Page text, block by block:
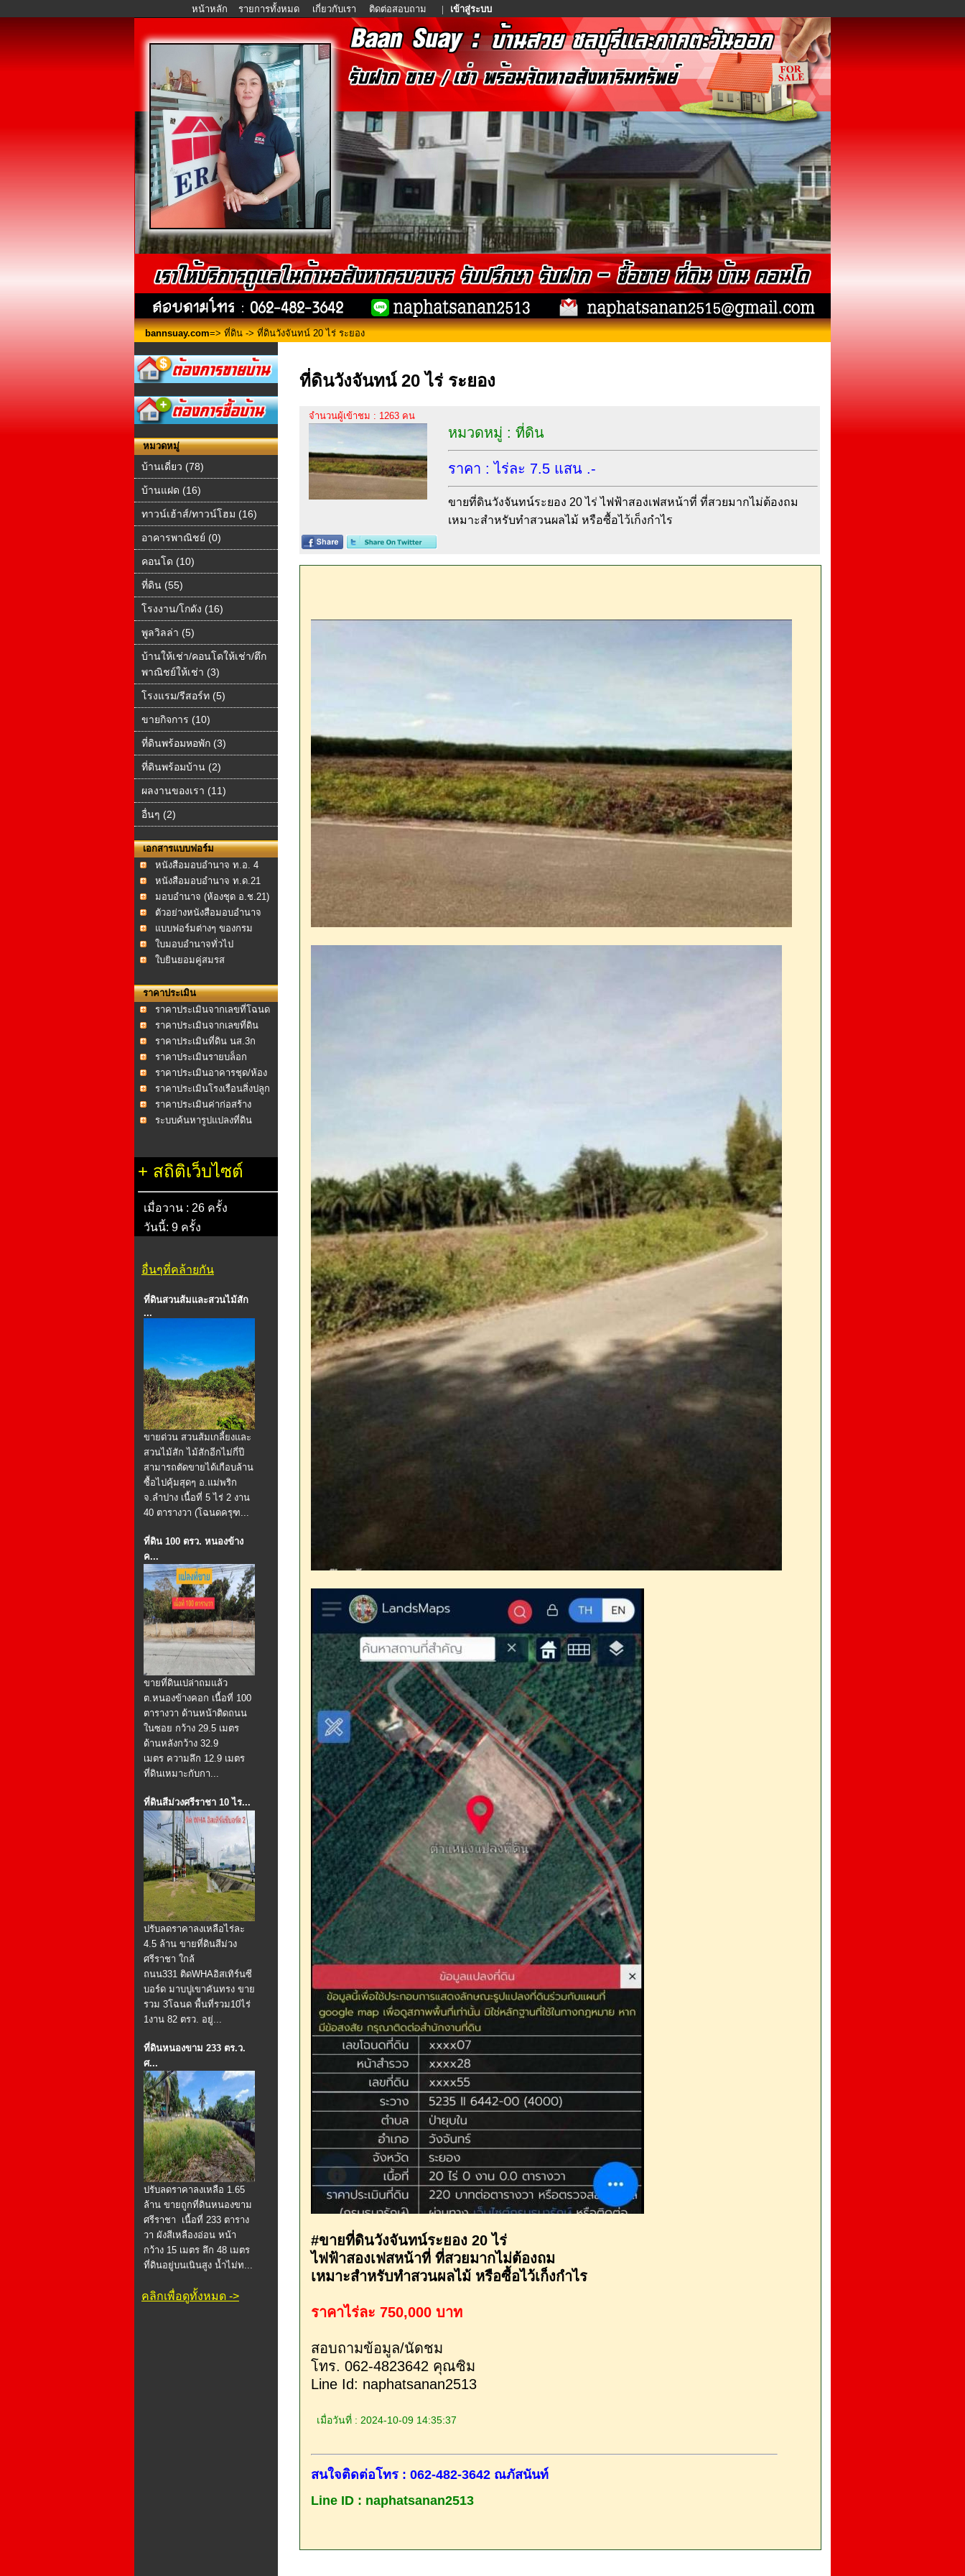
หน้าหลัก รายการทั้งหมด เกี่ยวกับเรา ติดต่อสอบถาม | เข้าสู่ระบบ
bannsuay.com=> ที่ดิน -> ที่ดินวังจันทน์ 20 ไร่ ระยอง
หมวดหมู่
บ้านเดี่ยว (78)
บ้านแฝด (16)
ทาวน์เฮ้าส์/ทาวน์โฮม (16)
อาคารพาณิชย์ (0)
คอนโด (10)
ที่ดิน (55)
โรงงาน/โกดัง (16)
พูลวิลล่า (5)
บ้านให้เช่า/คอนโดให้เช่า/ตึก
พาณิชย์ให้เช่า (3)
โรงแรม/รีสอร์ท (5)
ขายกิจการ (10)
ที่ดินพร้อมหอพัก (3)
ที่ดินพร้อมบ้าน (2)
ผลงานของเรา (11)
อื่นๆ (2)
เอกสารแบบฟอร์ม
หนังสือมอบอำนาจ ท.อ. 4
หนังสือมอบอำนาจ ท.ด.21
มอบอำนาจ (ห้องชุด อ.ช.21)
ตัวอย่างหนังสือมอบอำนาจ
แบบฟอร์มต่างๆ ของกรม
ที่ดิน
ใบมอบอำนาจทั่วไป
ใบยินยอมคู่สมรส
ราคาประเมิน
ราคาประเมินจากเลขที่โฉนด
ราคาประเมินจากเลขที่ดิน
ราคาประเมินที่ดิน นส.3ก
ราคาประเมินรายบล็อก
ราคาประเมินอาคารชุด/ห้อง
ชุด
ราคาประเมินโรงเรือนสิ่งปลูก
สร้าง ราคาประเมินค่าก่อสร้าง
อาคาร พ.ศ.2558
ระบบค้นหารูปแปลงที่ดิน
+ สถิติเว็บไซต์
เมื่อวาน : 26 ครั้ง
วันนี้: 9 ครั้ง
อื่นๆที่คล้ายกัน
ที่ดินสวนส้มและสวนไม้สัก
...
ขายด่วน สวนส้มเกลี้ยงและ
สวนไม้สัก ไม้สักอีกไม่กี่ปี
สามารถตัดขายได้เกือบล้าน
ซื้อไปคุ้มสุดๆ อ.แม่พริก
จ.ลำปาง เนื้อที่ 5 ไร่ 2 งาน
40 ตารางวา (โฉนดครุฑ...
ที่ดิน 100 ตรว. หนองข้าง
ค...
ขายที่ดินเปล่าถมแล้ว
ต.หนองข้างคอก เนื้อที่ 100
ตารางวา ด้านหน้าติดถนน
ในซอย กว้าง 29.5 เมตร
ด้านหลังกว้าง 32.9
เมตร ความลึก 12.9 เมตร
ที่ดินเหมาะกับกา...
ที่ดินสีม่วงศรีราชา 10 ไร...
ปรับลดราคาลงเหลือไร่ละ
4.5 ล้าน ขายที่ดินสีม่วง
ศรีราชา ใกล้
ถนน331 ติดWHAอิสเทิร์นซี
บอร์ด มาบปูเขาคันทรง ขาย
รวม 3โฉนด พื้นที่รวม10ไร่
1งาน 82 ตรว. อยู่...
ที่ดินหนองขาม 233 ตร.ว.
ศ...
ปรับลดราคาลงเหลือ 1.65
ล้าน ขายถูกที่ดินหนองขาม
ศรีราชา เนื้อที่ 233 ตาราง
วา ผังสีเหลืองอ่อน หน้า
กว้าง 15 เมตร ลึก 48 เมตร
ที่ดินอยู่บนเนินสูง น้ำไม่ท...
คลิกเพื่อดูทั้งหมด ->
ที่ดินวังจันทน์ 20 ไร่ ระยอง
จำนวนผู้เข้าชม : 1263 คน
หมวดหมู่ : ที่ดิน
ราคา : ไร่ละ 7.5 แสน .-
ขายที่ดินวังจันทน์ระยอง 20 ไร่ ไฟฟ้าสองเฟสหน้าที่ ที่สวยมากไม่ต้องถม
เหมาะสำหรับทำสวนผลไม้ หรือซื้อไว้เก็งกำไร
#ขายที่ดินวังจันทน์ระยอง 20 ไร่
ไฟฟ้าสองเฟสหน้าที่ ที่สวยมากไม่ต้องถม
เหมาะสำหรับทำสวนผลไม้ หรือซื้อไว้เก็งกำไร
ราคาไร่ละ 750,000 บาท
สอบถามข้อมูล/นัดชม
โทร. 062-4823642 คุณซิม
Line Id: naphatsanan2513
เมื่อวันที่ : 2024-10-09 14:35:37
สนใจติดต่อโทร : 062-482-3642 ณภัสนันท์
Line ID : naphatsanan2513